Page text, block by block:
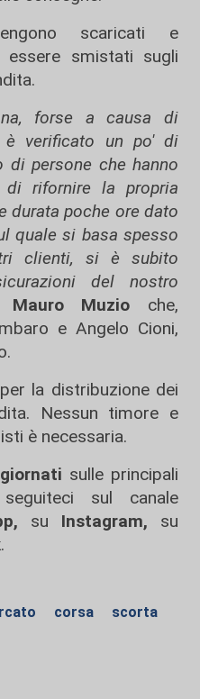
scaricati e
essere smistati sugli
forse a causa di
è verificato un po' di
di persone che hanno
di rifornire la propria
durata poche ore dato
quale si basa spesso
clienti, si è subito
del nostro
Mauro Muzio che,
e Angelo Cioni,
la distribuzione dei
Nessun timore e
è necessaria.
sulle principali
sul canale
su Instagram, su
.
corsa scorta